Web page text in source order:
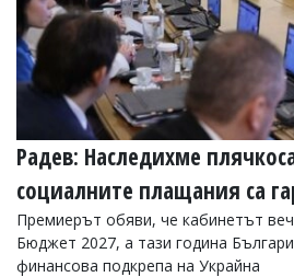
Радев: Наследихме
социалните плащания са
Премиерът обяви, че кабинетът
Бюджет 2027, а тази година
финансова подкрепа на Украйна